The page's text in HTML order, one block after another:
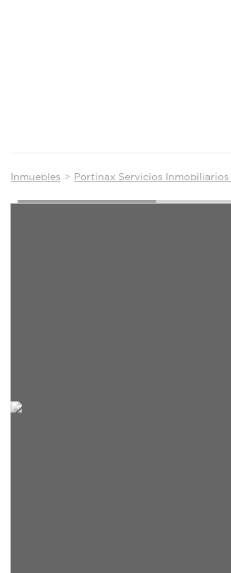
Inmuebles Portinax Servicios